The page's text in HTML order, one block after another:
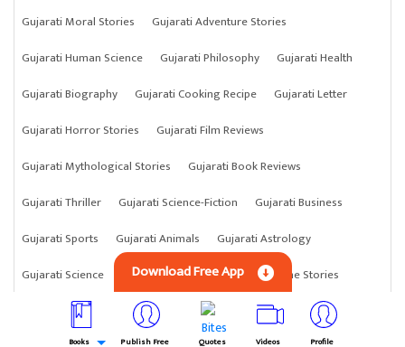
Gujarati Moral Stories
Gujarati Adventure Stories
Gujarati Human Science
Gujarati Philosophy
Gujarati Health
Gujarati Biography
Gujarati Cooking Recipe
Gujarati Letter
Gujarati Horror Stories
Gujarati Film Reviews
Gujarati Mythological Stories
Gujarati Book Reviews
Gujarati Thriller
Gujarati Science-Fiction
Gujarati Business
Gujarati Sports
Gujarati Animals
Gujarati Astrology
Gujarati Science
Gujarati Anything Gujarati Crime Stories
Download Free App
Books Publish Free Quotes Videos Profile